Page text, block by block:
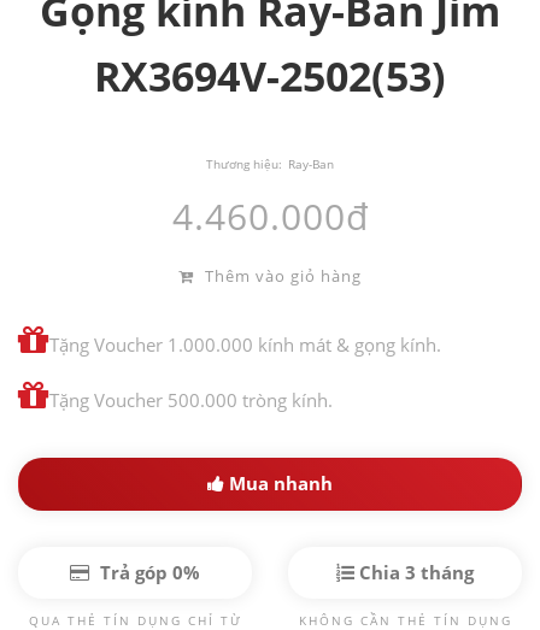
RX3694V-2502(53)
Thương hiệu: Ray-Ban
4.460.000đ
Thêm vào giỏ hàng
Tặng Voucher 1.000.000 kính mát & gọng kính.
Tặng Voucher 500.000 tròng kính.
Mua nhanh
Trả góp 0%
QUA THẺ TÍN DỤNG CHỈ TỪ
Chia 3 tháng
KHÔNG CẦN THẺ TÍN DỤNG